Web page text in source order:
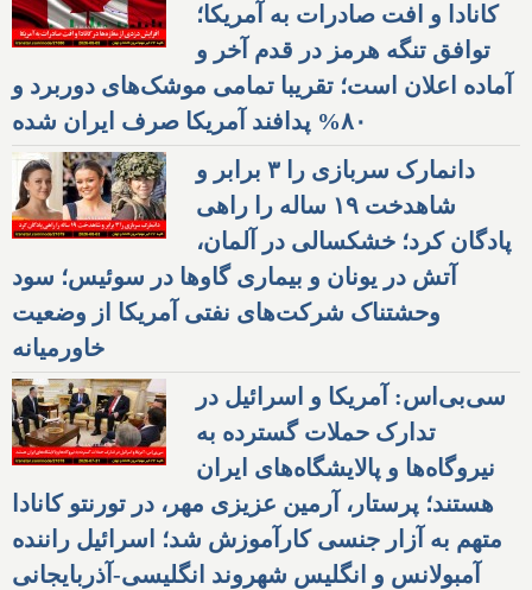
کانادا و افت صادرات به آمریکا؛
توافق تنگه هرمز در قدم آخر و
آماده اعلان است؛ تقریبا تمامی موشک‌های دوربرد و
۸۰% پدافند آمریکا صرف ایران شده
دانمارک سربازی را ۳ برابر و
شاهدخت ۱۹ ساله را راهی
پادگان کرد؛ خشکسالی در آلمان،
آتش در یونان و بیماری گاوها در سوئیس؛ سود
وحشتناک شرکت‌های نفتی آمریکا از وضعیت
خاورمیانه
سی‌بی‌اس: آمریکا و اسرائیل در
تدارک حملات گسترده به
نیروگاه‌ها و پالایشگاه‌های ایران
هستند؛ پرستار، آرمین عزیزی مهر، در تورنتو کانادا
متهم به آزار جنسی کارآموزش شد؛ اسرائیل راننده
آمبولانس و انگلیس شهروند انگلیسی-آذربایجانی